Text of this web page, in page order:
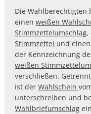
Die Wahlberechtigten
einen weißen
Stimmzettelumschlag,
Stimmzettel und einen
der Kennzeichnung
weißen
verschließen.
ist der Wahlschein
unterschreiben und
Wahlbriefumschlag